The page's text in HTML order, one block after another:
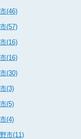
(46)
(57)
(16)
(16)
(30)
(3)
(5)
(4)
市(11)